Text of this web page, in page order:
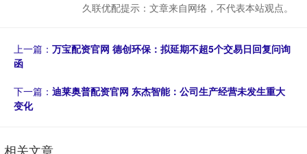
久联优配提示：文章来自网络，不代表本站观点。
上一篇： 万宝配资官网 德创环保：拟延期不超5个交易日回复问询
函
下一篇： 迪莱奥普配资官网 东杰智能：公司生产经营未发生重大
变化
相关文章